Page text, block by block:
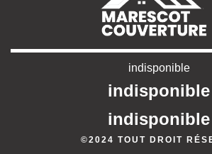
indisponible
indisponible
indisponible
©2024 TOUT DROIT